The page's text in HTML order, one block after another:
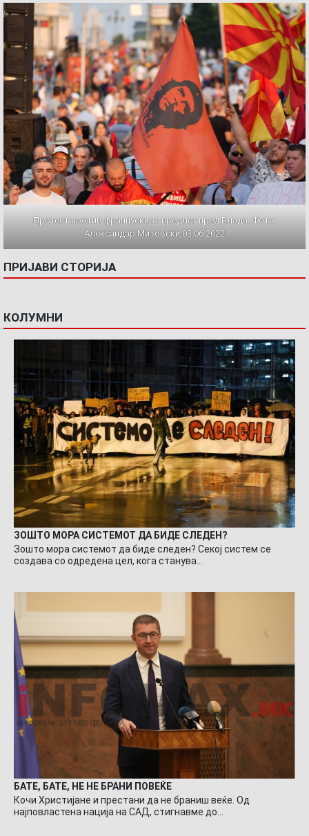
Протест против францускиот предлог пред Влада. Фото:
Александар Митовски,03.06.2022
ПРИЈАВИ СТОРИЈА
КОЛУМНИ
ЗОШТО МОРА СИСТЕМОТ ДА БИДЕ СЛЕДЕН?
Зошто мора системот да биде следен? Секој систем се
создава со одредена цел, кога станува…
БАТЕ, БАТЕ, НЕ НЕ БРАНИ ПОВЕЌЕ
Кочи Христијане и престани да не браниш веќе. Од
најповластена нација на САД, стигнавме до…